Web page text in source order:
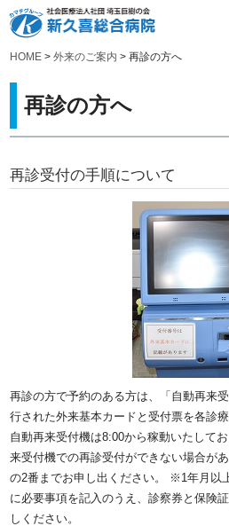
HOME >外来のご案内 > 再診の方へ
再診の方へ
再診受付の手順について
再診の方で予約のある方は、「自動再来
行された外来基本カードと受付票を各診
自動再来受付機は8:00から稼動いたしてお
来受付機での再診受付ができない場合が
の2番までお申し出ください。
※1年月以
に必要事項を記入のうえ、診察券と保険
しください。